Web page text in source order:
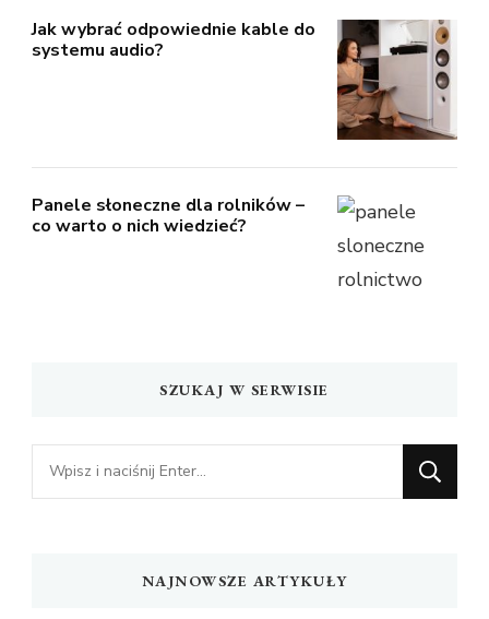
Jak wybrać odpowiednie kable do
systemu audio?
Panele słoneczne dla rolników –
co warto o nich wiedzieć?
SZUKAJ W SERWISIE
Szukasz
czegoś?
NAJNOWSZE ARTYKUŁY